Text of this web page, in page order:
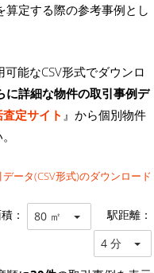
算定する際の参考事例とし
能なCSV形式でダウンロ
に詳細な物件の取引事例デ
定サイト 』から個別物件
データ(CSV形式)のダウンロード
： 80 ㎡ 駅距離：
4 分